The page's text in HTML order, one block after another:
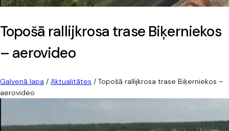
Topošā rallijkrosa trase Biķerniekos
– aerovideo
Galvenā lapa / Aktualitātes / Topošā rallijkrosa trase Biķerniekos –
aerovideo